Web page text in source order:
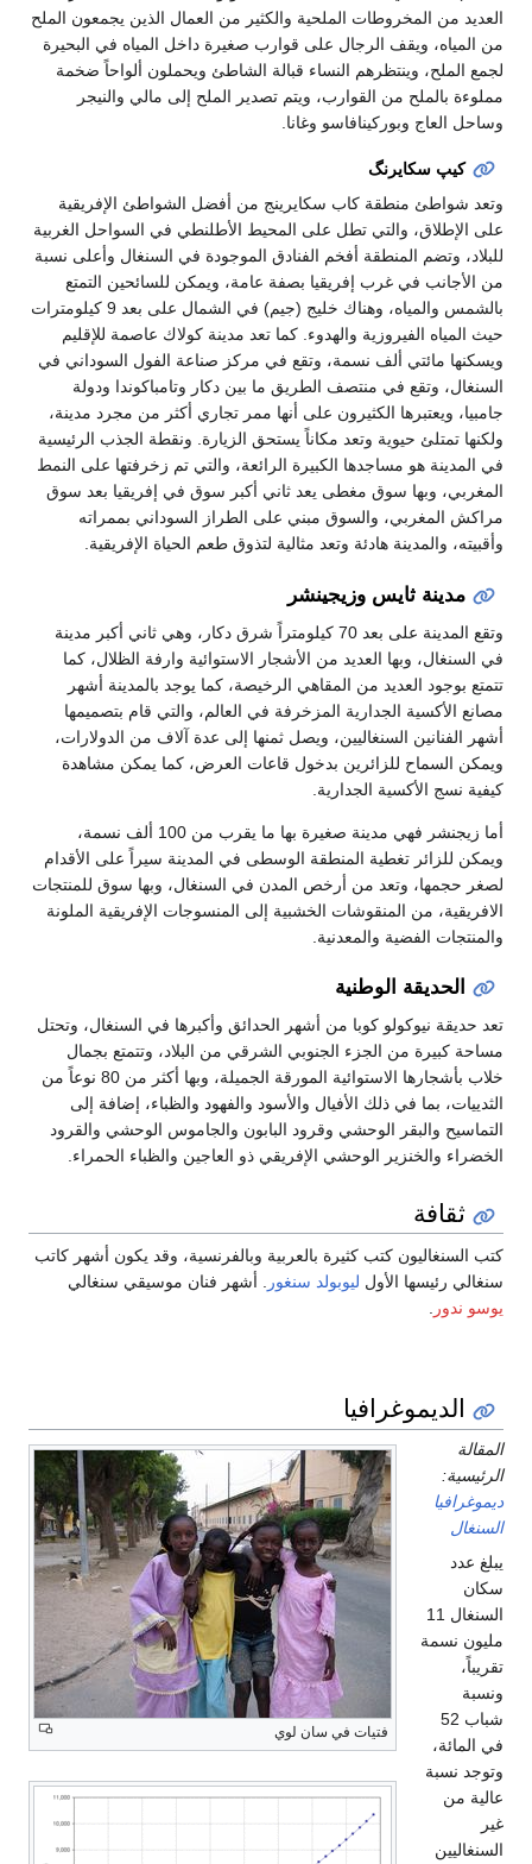
العديد من المخروطات الملحية والكثير من العمال الذين يجمعون الملح
من المياه، ويقف الرجال على قوارب صغيرة داخل المياه في البحيرة
لجمع الملح، وينتظرهم النساء قبالة الشاطئ ويحملون ألواحاً ضخمة
مملوءة بالملح من القوارب، ويتم تصدير الملح إلى مالي والنيجر
وساحل العاج وبوركينافاسو وغانا.
كيپ سكايرنگ
وتعد شواطئ منطقة كاب سكايرينج من أفضل الشواطئ الإفريقية
على الإطلاق، والتي تطل على المحيط الأطلنطي في السواحل الغربية
للبلاد، وتضم المنطقة أفخم الفنادق الموجودة في السنغال وأعلى نسبة
من الأجانب في غرب إفريقيا بصفة عامة، ويمكن للسائحين التمتع
بالشمس والمياه، وهناك خليج (جيم) في الشمال على بعد 9 كيلومترات
حيث المياه الفيروزية والهدوء. كما تعد مدينة كولاك عاصمة للإقليم
ويسكنها مائتي ألف نسمة، وتقع في مركز صناعة الفول السوداني في
السنغال، وتقع في منتصف الطريق ما بين دكار وتامباكوندا ودولة
جامبيا، ويعتبرها الكثيرون على أنها ممر تجاري أكثر من مجرد مدينة،
ولكنها تمتلئ حيوية وتعد مكاناً يستحق الزيارة. ونقطة الجذب الرئيسية
في المدينة هو مساجدها الكبيرة الرائعة، والتي تم زخرفتها على النمط
المغربي، وبها سوق مغطى يعد ثاني أكبر سوق في إفريقيا بعد سوق
مراكش المغربي، والسوق مبني على الطراز السوداني بممراته
وأقبيته، والمدينة هادئة وتعد مثالية لتذوق طعم الحياة الإفريقية.
مدينة ثايس وزيجينشر
وتقع المدينة على بعد 70 كيلومتراً شرق دكار، وهي ثاني أكبر مدينة
في السنغال، وبها العديد من الأشجار الاستوائية وارفة الظلال، كما
تتمتع بوجود العديد من المقاهي الرخيصة، كما يوجد بالمدينة أشهر
مصانع الأكسية الجدارية المزخرفة في العالم، والتي قام بتصميمها
أشهر الفنانين السنغاليين، ويصل ثمنها إلى عدة آلاف من الدولارات،
ويمكن السماح للزائرين بدخول قاعات العرض، كما يمكن مشاهدة
كيفية نسج الأكسية الجدارية.
أما زيجنشر فهي مدينة صغيرة بها ما يقرب من 100 ألف نسمة،
ويمكن للزائر تغطية المنطقة الوسطى في المدينة سيراً على الأقدام
لصغر حجمها، وتعد من أرخص المدن في السنغال، وبها سوق للمنتجات
الافريقية، من المنقوشات الخشبية إلى المنسوجات الإفريقية الملونة
والمنتجات الفضية والمعدنية.
الحديقة الوطنية
تعد حديقة نيوكولو كوبا من أشهر الحدائق وأكبرها في السنغال، وتحتل
مساحة كبيرة من الجزء الجنوبي الشرقي من البلاد، وتتمتع بجمال
خلاب بأشجارها الاستوائية المورقة الجميلة، وبها أكثر من 80 نوعاً من
الثدييات، بما في ذلك الأفيال والأسود والفهود والظباء، إضافة إلى
التماسيح والبقر الوحشي وقرود البابون والجاموس الوحشي والقرود
الخضراء والخنزير الوحشي الإفريقي ذو العاجين والظباء الحمراء.
ثقافة
كتب السنغاليون كتب كثيرة بالعربية وبالفرنسية، وقد يكون أشهر كاتب
سنغالي رئيسها الأول ليوبولد سنغور . أشهر فنان موسيقي سنغالي
يوسو ندور .
الديموغرافيا
فتيات في سان لوي
المقالة
الرئيسية:
ديموغرافيا
السنغال
يبلغ عدد
سكان
السنغال 11
مليون نسمة
تقريباً،
ونسبة
شباب 52
في المائة،
وتوجد نسبة
عالية من
غير
السنغاليين